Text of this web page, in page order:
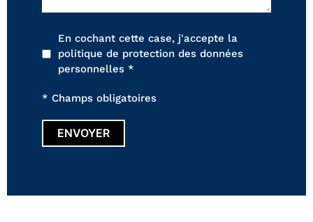
En cochant cette case, j'accepte la
politique de protection des données
personnelles *
* Champs obligatoires